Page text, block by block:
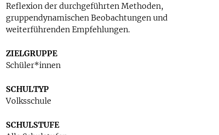
Reflexion der durchgeführten Methoden,
gruppendynamischen Beobachtungen und
weiterführenden Empfehlungen.
ZIELGRUPPE
Schüler*innen
SCHULTYP
Volksschule
SCHULSTUFE